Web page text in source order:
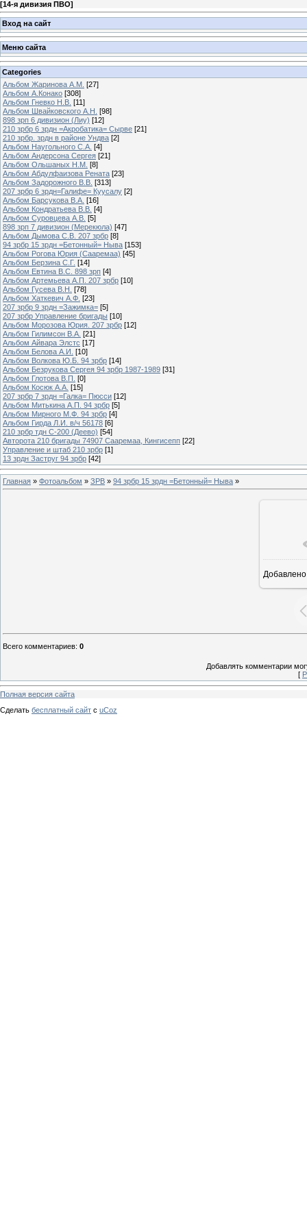
[14-я дивизия ПВО]
Вход на сайт
Меню сайта
Categories
Альбом Жаринова А.М. [27]
Альбом А.Конако [308]
Альбом Гневко Н.В. [11]
Альбом Швайковского А.Н. [98]
898 зрп 6 дивизион (Лиу) [12]
210 зрбр 6 зрдн =Акробатика= Сырве [21]
210 зрбр. зрдн в районе Ундва [2]
Альбом Наугольного С.А. [4]
Альбом Андерсона Сергея [21]
Альбом Ольшаных Н.М. [8]
Альбом Абдулфаизова Рената [23]
Альбом Задорожного В.В. [313]
207 зрбр 6 зрдн=Галифе= Куусалу [2]
Альбом Барсукова В.А. [16]
Альбом Кондратьева В.В. [4]
Альбом Суровцева А.В. [5]
898 зрп 7 дивизион (Мерекюла) [47]
Альбом Дымова С.В. 207 зрбр [8]
94 зрбр 15 зрдн =Бетонный= Ныва [153]
Альбом Рогова Юрия (Сааремаа) [45]
Альбом Берзина С.Г. [14]
Альбом Евтина В.С. 898 зрп [4]
Альбом Артемьева А.П. 207 зрбр [10]
Альбом Гусева В.Н. [78]
Альбом Хаткевич А.Ф. [23]
207 зрбр 9 зрдн =Зажимка= [5]
207 зрбр Управление бригады [10]
Альбом Морозова Юрия. 207 зрбр [12]
Альбом Гилимсон В.А. [21]
Альбом Айвара Элстс [17]
Альбом Белова А.И. [10]
Альбом Волкова Ю.Б. 94 зрбр [14]
Альбом Безрукова Сергея 94 зрбр 1987-1989 [31]
Альбом Глотова В.П. [0]
Альбом Косюк А.А. [15]
207 зрбр 7 зрдн =Галка= Пюсси [12]
Альбом Митькина А.П. 94 зрбр [5]
Альбом Мирного М.Ф. 94 зрбр [4]
Альбом Гирда Л.И. в/ч 56178 [6]
210 зрбр тдн С-200 (Деево) [54]
Авторота 210 бригады 74907 Сааремаа, Кингисепп [22]
Управление и штаб 210 зрбр [1]
13 зрдн Заструг 94 зрбр [42]
Главная » Фотоальбом » ЗРВ » 94 зрбр 15 зрдн =Бетонный= Ныва »
Добавлено
Всего комментариев: 0
Добавлять комментарии
[
Полная версия сайта
Сделать бесплатный сайт с uCoz